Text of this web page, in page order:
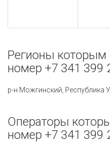
Регионы
номер +7 341 399
р-н Можгинский, Республика
Операторы
номер +7 341 399